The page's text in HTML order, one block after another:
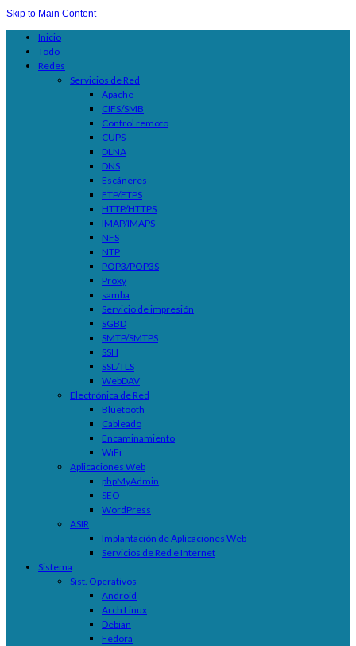
Skip to Main Content
Inicio
Todo
Redes
Servicios de Red
Apache
CIFS/SMB
Control remoto
CUPS
DLNA
DNS
Escáneres
FTP/FTPS
HTTP/HTTPS
IMAP/IMAPS
NFS
NTP
POP3/POP3S
Proxy
samba
Servicio de impresión
SGBD
SMTP/SMTPS
SSH
SSL/TLS
WebDAV
Electrónica de Red
Bluetooth
Cableado
Encaminamiento
WiFi
Aplicaciones Web
phpMyAdmin
SEO
WordPress
ASIR
Implantación de Aplicaciones Web
Servicios de Red e Internet
Sistema
Sist. Operativos
Android
Arch Linux
Debian
Fedora